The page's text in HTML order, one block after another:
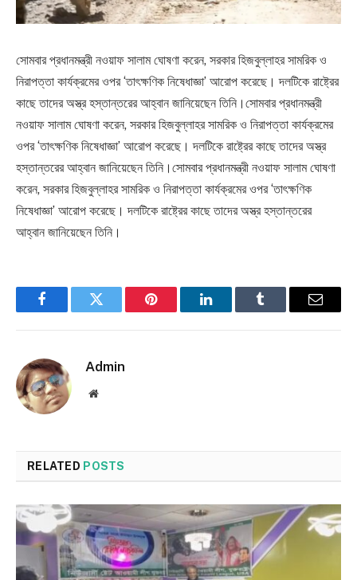
সোমবার প্রধানমন্ত্রী নওয়াফ সালাম ঘোষণা করেন, সরকার হিজবুল্লাহর সামরিক ও
নিরাপত্তা কার্যক্রমের ওপর ‘তাৎক্ষণিক নিষেধাজ্ঞা’ আরোপ করেছে। দলটিকে রাষ্ট্রের
কাছে তাদের অস্ত্র হস্তান্তরের আহ্বান জানিয়েছেন তিনি।সোমবার প্রধানমন্ত্রী
নওয়াফ সালাম ঘোষণা করেন, সরকার হিজবুল্লাহর সামরিক ও নিরাপত্তা কার্যক্রমের
ওপর ‘তাৎক্ষণিক নিষেধাজ্ঞা’ আরোপ করেছে। দলটিকে রাষ্ট্রের কাছে তাদের অস্ত্র
হস্তান্তরের আহ্বান জানিয়েছেন তিনি।সোমবার প্রধানমন্ত্রী নওয়াফ সালাম ঘোষণা
করেন, সরকার হিজবুল্লাহর সামরিক ও নিরাপত্তা কার্যক্রমের ওপর ‘তাৎক্ষণিক
নিষেধাজ্ঞা’ আরোপ করেছে। দলটিকে রাষ্ট্রের কাছে তাদের অস্ত্র হস্তান্তরের
আহ্বান জানিয়েছেন তিনি।
FacebookTwitter Pinterest LinkedInTumblr Email
Admin
Website
RELATED POSTS